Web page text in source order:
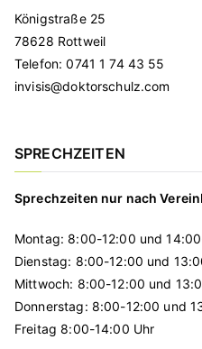
Königstraße 25
78628 Rottweil
Telefon: 0741 1 74 43 55
invisis@doktorschulz.com
SPRECHZEITEN
Sprechzeiten nur nach
Montag: 8:00-12:00 und
Dienstag: 8:00-12:00 und
Mittwoch: 8:00-12:00 und
Donnerstag: 8:00-12:00 und
Freitag 8:00-14:00 Uhr